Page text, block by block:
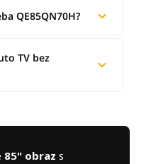
QE85QN70H?
TV bez
85" obraz s